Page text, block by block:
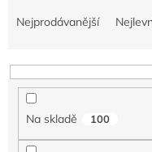
n
Nejprodávanější
Na skladě 100